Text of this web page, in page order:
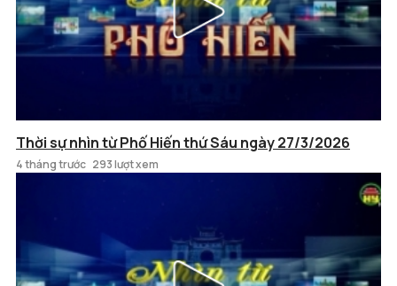
Thời sự nhìn từ Phố Hiến thứ Sáu ngày 27/3/2026
4 tháng trước 293 lượt xem